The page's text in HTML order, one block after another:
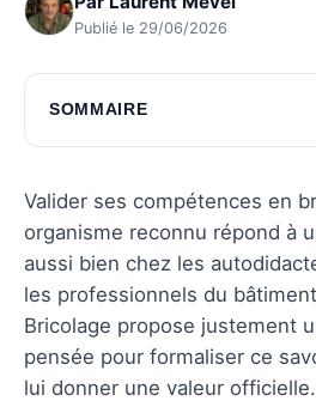
Publié le 29/06/2026
SOMMAIRE
Pourquoi choisir la
Comment obtenir la
Les coûts et le retour sur
Questions fréquentes
Valider ses compétences en
organisme reconnu répond à
aussi bien chez les
les professionnels du
Bricolage propose justement
pensée pour formaliser ce
lui donner une valeur officielle.